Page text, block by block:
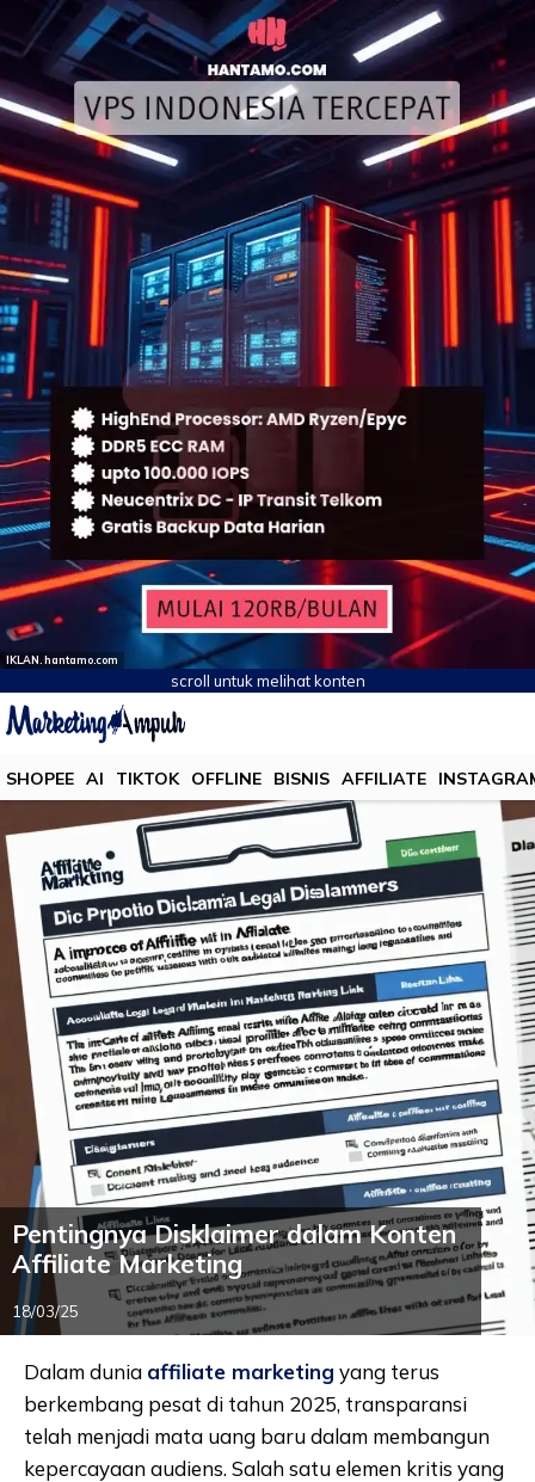
IKLAN. hantamo.com
scroll untuk melihat konten
SHOPEE AI TIKTOK OFFLINE BISNIS AFFILIATE
Pentingnya Disklaimer dalam Konten
Affiliate Marketing
18/03/25
Dalam dunia affiliate marketing yang terus
berkembang pesat di tahun 2025, transparansi
telah menjadi mata uang baru dalam membangun
kepercayaan audiens. Salah satu elemen kritis yang